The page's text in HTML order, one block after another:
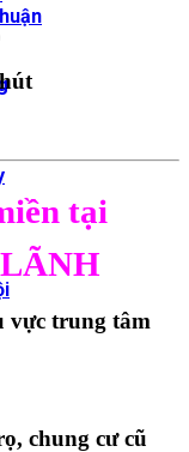
tại
vực trung tâm
chung cư cũ